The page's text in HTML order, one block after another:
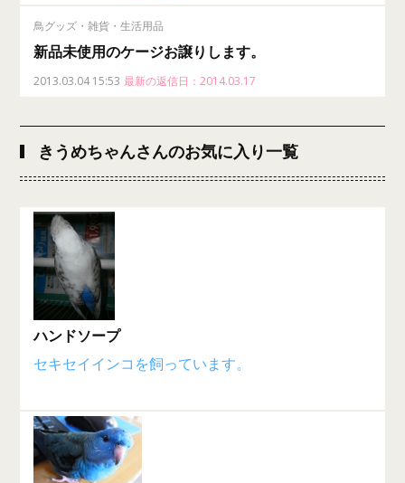
鳥グッズ・雑貨・生活用品
新品未使用のケージお譲りします。
2013.03.04 15:53 最新の返信日：2014.03.17
きうめちゃんさんのお気に入り一覧
ハンドソープ
セキセイインコを飼っています。